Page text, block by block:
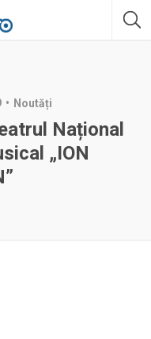
Noutăți
Național
„ION